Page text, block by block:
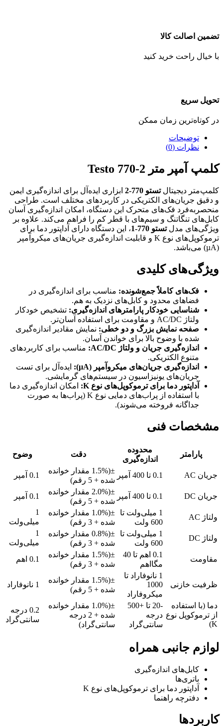
تضمین اصالت کالا
با خیال راحت خرید کنید
تحویل سریع
در کوتاه‌ترین زمان ممکن
توضیحات
نظرات (0)
کلمپ آمپر متر Testo 770-2
کلمپ‌متر دیجیتالتستو 770-2
ابزاری ایده‌آل برای اندازه‌گیری ایمن
و دقیق جریان‌های الکتریکی در کاربردهای مختلف است. طراحی
منحصربه‌فرد فک‌های متحرک این دستگاه، امکان اندازه‌گیری آسان
کابل‌های تنگاتنگ و سیم‌های با قطر کم را فراهم می‌کند. علاوه بر
ویژگی‌های مدلتستو 770-1
، این دستگاه دارای آداپتور دما برای
ترموکوپل‌های نوع K و قابلیت اندازه‌گیری جریان‌های میکروآمپر
(µA) می‌باشد.
ویژگی‌های کلیدی
فک‌های کاملاً جمع‌شونده: مناسب برای اندازه‌گیری در
فضاهای محدود و کابل‌های نزدیک به هم.
شناسایی خودکار پارامترهای اندازه‌گیری: تشخیص خودکار
ولتاژ AC/DC و مقاومت برای استفاده آسان‌تر.
صفحه نمایش بزرگ و دو خطی: نمایش مقادیر اندازه‌گیری
شده با وضوح بالا برای خواندن آسان.
اندازه‌گیری جریان و ولتاژ AC/DC:
مناسب برای کاربردهای
متنوع الکتریکی.
اندازه‌گیری جریان‌های میکروآمپر (µA):
ایده‌آل برای تست
جریان‌های یونیزاسیون در سیستم‌های گرمایشی.
آداپتور دما برای ترموکوپل‌های نوع K:
امکان اندازه‌گیری دما
با استفاده از پراب‌های دمایی نوع K (پراب‌ها به صورت
جداگانه فروخته می‌شوند).
مشخصات فنی
پارامتر
محدوده
اندازه‌گیری
دقت وضوح
جریان AC 0.1 تا 400 آمپر
±(1.5% مقدار خوانده
شده + 5 رقم)
0.1 آمپر
جریان DC 0.1 تا 400 آمپر
±(2.0% مقدار خوانده
شده + 5 رقم)
0.1 آمپر
ولتاژ AC
1 میلی‌ولت تا
600 ولت
±(1.0% مقدار خوانده
شده + 3 رقم)
1
میلی‌ولت
ولتاژ DC
1 میلی‌ولت تا
600 ولت
±(0.8% مقدار خوانده
شده + 3 رقم)
1
میلی‌ولت
مقاومت
0.1 اهم تا 40
مگااهم
±(1.5% مقدار خوانده
شده + 3 رقم)
0.1 اهم
ظرفیت خازنی
1 نانوفاراد تا
1000
میکروفاراد
±(1.5% مقدار خوانده
شده + 5 رقم)
1 نانوفاراد
دما (با استفاده
از ترموکوپل نوع
K)
-20 تا +500
درجه
سانتی‌گراد
±(1.0% مقدار خوانده
شده + 2 درجه
سانتی‌گراد)
0.2 درجه
سانتی‌گراد
لوازم جانبی همراه
کابل‌های اندازه‌گیری
باتری‌ها
آداپتور دما برای ترموکوپل‌های نوع K
دفترچه راهنما
کاربردها